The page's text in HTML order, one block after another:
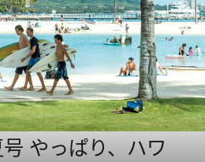
やっぱり、ハワ